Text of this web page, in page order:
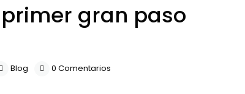
gran paso
Blog 0 Comentarios